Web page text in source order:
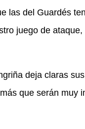
las del Guardés
juego de
deja claras
que serán muy